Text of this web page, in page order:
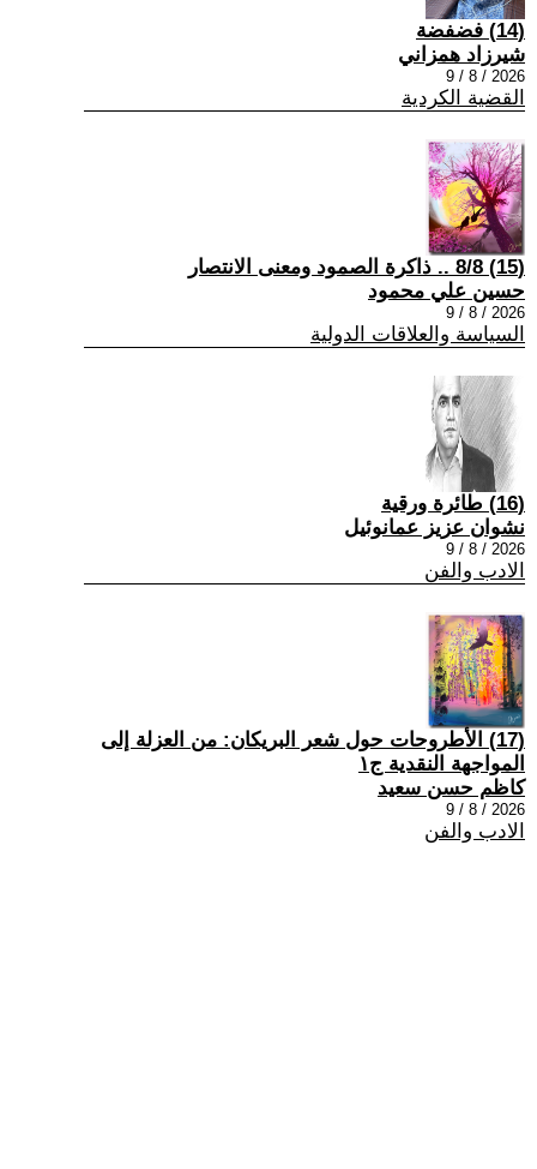
(14) فضفضة
شيرزاد همزاني
2026 / 8 / 9
القضية الكردية
(15) 8/8 .. ذاكرة الصمود ومعنى الانتصار
حسين علي محمود
2026 / 8 / 9
السياسة والعلاقات الدولية
(16) طائرة ورقية
نشوان عزيز عمانوئيل
2026 / 8 / 9
الادب والفن
(17) الأطروحات حول شعر البريكان: من العزلة إلى
المواجهة النقدية ج١
كاظم حسن سعيد
2026 / 8 / 9
الادب والفن